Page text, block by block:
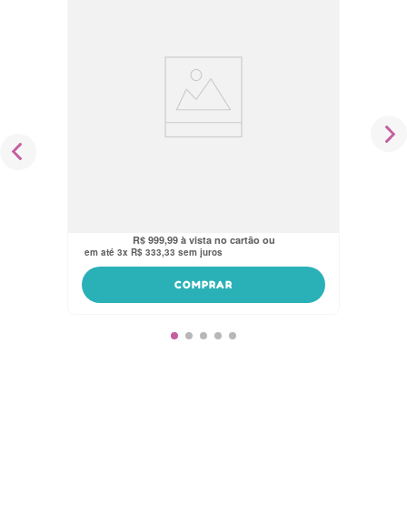
R$ 999,99
em até 3x R$ 333,33 sem juros
COMPRAR